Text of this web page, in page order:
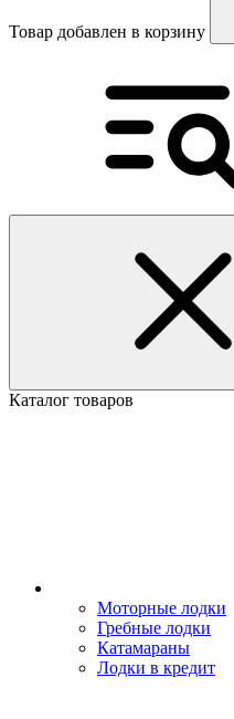
Товар добавлен в корзину
Каталог товаров
Моторные лодки
Гребные лодки
Катамараны
Лодки в кредит